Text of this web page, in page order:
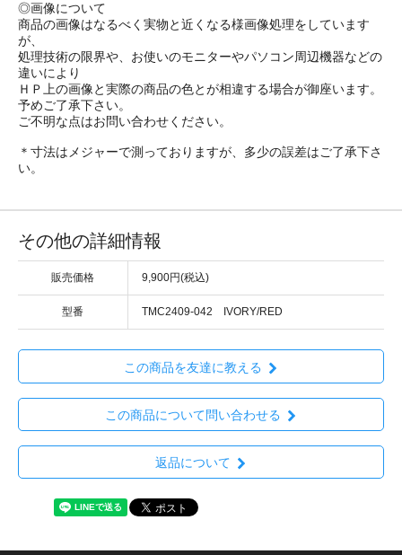
◎画像について
商品の画像はなるべく実物と近くなる様画像処理をしています
が、
処理技術の限界や、お使いのモニターやパソコン周辺機器などの
違いにより
ＨＰ上の画像と実際の商品の色とが相違する場合が御座います。
予めご了承下さい。
ご不明な点はお問い合わせください。
＊寸法はメジャーで測っておりますが、多少の誤差はご了承下さ
い。
その他の詳細情報
販売価格 9,900円(税込)
型番 TMC2409-042 IVORY/RED
この商品を友達に教える
この商品について問い合わせる
返品について